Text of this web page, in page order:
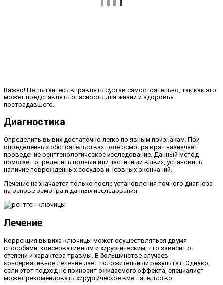
Важно! Не пытайтесь вправлять сустав самостоятельно, так как это
может представлять опасность для жизни и здоровья
пострадавшего.
Диагностика
Определить вывих достаточно легко по явным признакам. При
определенных обстоятельствах поле осмотра врач назначает
проведение рентгенологическое исследование. Данный метод
помогает определить полный или частичный вывих, установить
наличие поврежденных сосудов и нервных окончаний.
Лечение назначается только после установления точного диагноза
на основе осмотра и данных исследования.
Лечение
Коррекция вывиха ключицы может осуществляться двумя
способами: консервативным и хирургическим, что зависит от
степени и характера травмы. В большинстве случаев
консервативное лечение дает положительный результат. Однако,
если этот подход не приносит ожидаемого эффекта, специалист
может рекомендовать хирургическое вмешательство.